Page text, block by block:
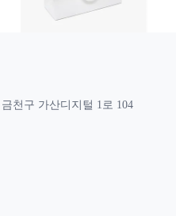
천구 가산디지털 1로 104